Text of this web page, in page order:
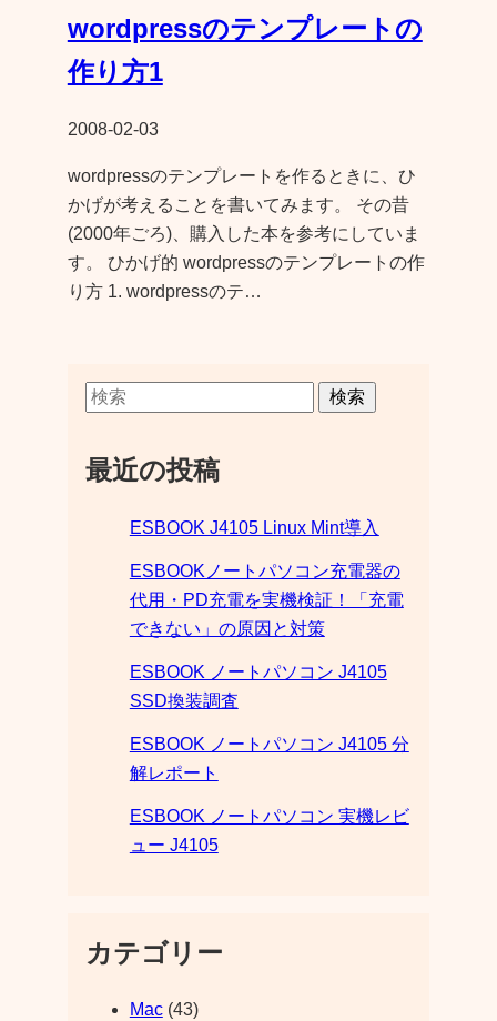
wordpressのテンプレートの
作り方1
2008-02-03
wordpressのテンプレートを作るときに、ひ
かげが考えることを書いてみます。 その昔
(2000年ごろ)、購入した本を参考にしていま
す。 ひかげ的 wordpressのテンプレートの作
り方 1. wordpressのテ…
検索
最近の投稿
ESBOOK J4105 Linux Mint導入
ESBOOKノートパソコン充電器の
代用・PD充電を実機検証！「充電
できない」の原因と対策
ESBOOK ノートパソコン J4105
SSD換装調査
ESBOOK ノートパソコン J4105 分
解レポート
ESBOOK ノートパソコン 実機レビ
ュー J4105
カテゴリー
Mac(43)